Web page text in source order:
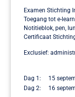
Examen Stichting
Toegang tot e-
Notitieblok, pen,
Certificaat
Exclusief:
Dag 1: 15
Dag 2: 16